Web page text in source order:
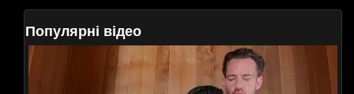
Популярні відео